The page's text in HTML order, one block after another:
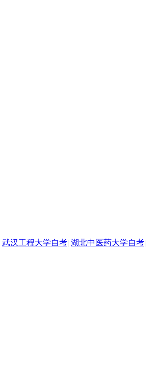
武汉工程大学自考| 湖北中医药大学自考|